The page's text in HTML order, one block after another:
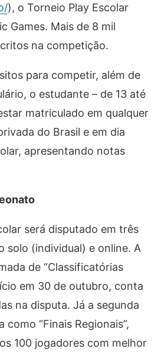
), o Torneio Play Escolar
Games. Mais de 8 mil
na competição.
para competir, além de
o estudante – de 13 até
matriculado em qualquer
do Brasil e em dia
apresentando notas
será disputado em três
solo (individual) e online. A
de “Classificatórias
em 30 de outubro, conta
na disputa. Já a segunda
como “Finais Regionais”,
100 jogadores com melhor